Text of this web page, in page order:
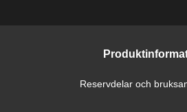
Reservdelar och